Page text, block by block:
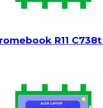
R11